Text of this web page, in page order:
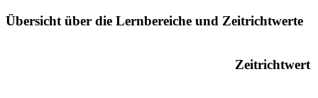
Übersicht über die Lernbereiche und Zeitrichtwerte
Zeitrichtwert